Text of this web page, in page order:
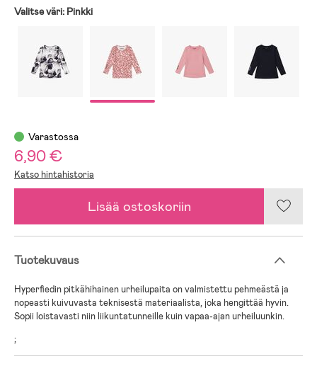
Valitse väri: Pinkki
Varastossa
6,90 €
Katso hintahistoria
Lisää ostoskoriin
Tuotekuvaus
Hyperfiedin pitkähihainen urheilupaita on valmistettu pehmeästä ja
nopeasti kuivuvasta teknisestä materiaalista, joka hengittää hyvin.
Sopii loistavasti niin liikuntatunneille kuin vapaa-ajan urheiluunkin.
;